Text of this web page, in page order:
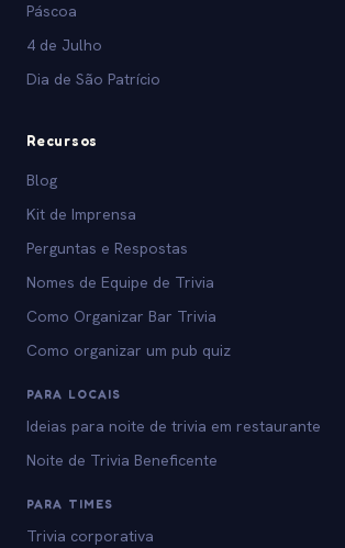
Páscoa
4 de Julho
Dia de São Patrício
Recursos
Blog
Kit de Imprensa
Perguntas e Respostas
Nomes de Equipe de Trivia
Como Organizar Bar Trivia
Como organizar um pub quiz
PARA LOCAIS
Ideias para noite de trivia em restaurante
Noite de Trivia Beneficente
PARA TIMES
Trivia corporativa